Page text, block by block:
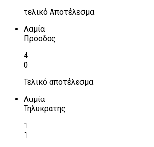
τελικό Αποτέλεσμα
Λαμία
Πρόοδος
4
0
Τελικό αποτέλεσμα
Λαμία
Τηλυκράτης
1
1